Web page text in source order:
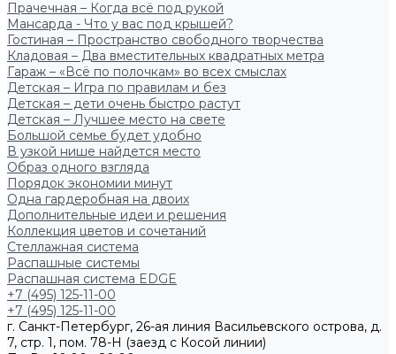
Прачечная – Когда всё под рукой
Мансарда - Что у вас под крышей?
Гостиная – Пространство свободного творчества
Кладовая – Два вместительных квадратных метра
Гараж – «Всё по полочкам» во всех смыслах
Детская – Игра по правилам и без
Детская – дети очень быстро растут
Детская – Лучшее место на свете
Большой семье будет удобно
В узкой нише найдется место
Образ одного взгляда
Порядок экономии минут
Одна гардеробная на двоих
Дополнительные идеи и решения
Коллекция цветов и сочетаний
Стеллажная система
Распашные системы
Распашная система EDGE
+7 (495) 125-11-00
+7 (495) 125-11-00
г. Санкт-Петербург, 26-ая линия Васильевского острова, д.
7, стр. 1, пом. 78-Н (заезд с Косой линии)